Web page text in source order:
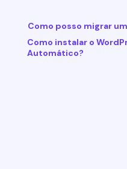
Como posso migrar
Como instalar o
Automático?